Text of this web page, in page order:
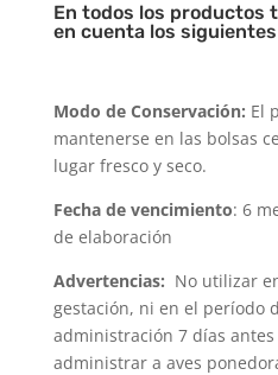
En todos los productos
en cuenta los
Modo de Conservación: El
mantenerse en las bolsas
lugar fresco y seco.
Fecha de vencimiento: 6
de elaboración
Advertencias: No utilizar
gestación, ni en el período
administración 7 días
administrar a aves